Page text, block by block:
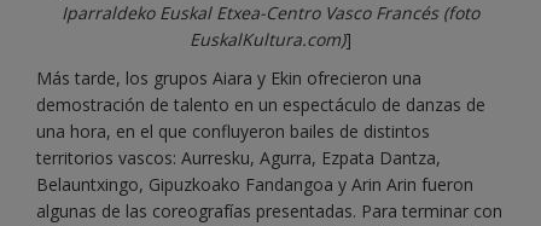
Iparraldeko Euskal Etxea-Centro Vasco Francés (foto
EuskalKultura.com)]
Más tarde, los grupos Aiara y Ekin ofrecieron una
demostración de talento en un espectáculo de danzas de
una hora, en el que confluyeron bailes de distintos
territorios vascos: Aurresku, Agurra, Ezpata Dantza,
Belauntxingo, Gipuzkoako Fandangoa y Arin Arin fueron
algunas de las coreografías presentadas. Para terminar con